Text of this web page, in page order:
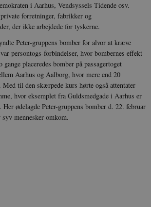
i Aarhus, Vendsyssels Tidende osv.
forretninger, fabrikker og
der ikke arbejdede for tyskerne.
Peter-gruppens bomber for alvor at kræve
persontogs-forbindelser, hvor bombernes effekt
placeredes bomber på passagertoget
Aarhus og Aalborg, hvor mere end 20
til den skærpede kurs hørte også attentater
hvor eksemplet fra Guldsmedgade i Aarhus er
ødelagde Peter-gruppens bomber d. 22. februar
syv mennesker omkom.